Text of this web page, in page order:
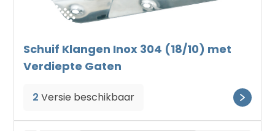
Schuif Klangen Inox 304 (18/10) met
Verdiepte Gaten
2 Versie beschikbaar